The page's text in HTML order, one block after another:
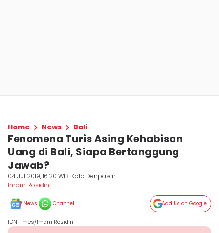
Home News Bali
Fenomena Turis Asing Kehabisan
Uang di Bali, Siapa Bertanggung
Jawab?
04 Jul 2019, 16:20 WIB Kota Denpasar
Imam Rosidin
News Channel Add Us on Google
IDN Times/Imam Rosidin